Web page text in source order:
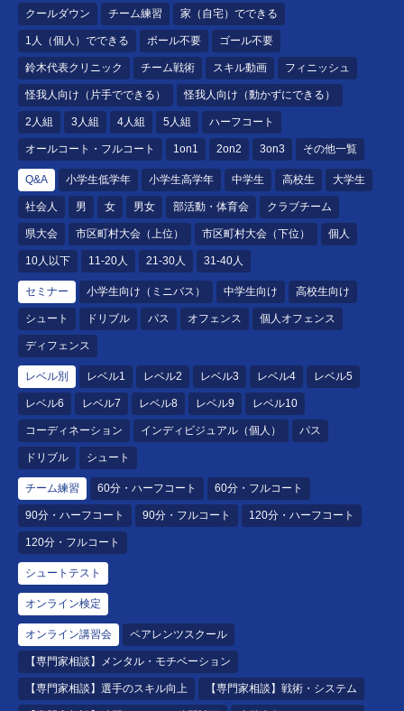
クールダウン チーム練習 家（自宅）でできる
1人（個人）でできる ボール不要 ゴール不要
鈴木代表クリニック チーム戦術 スキル動画 フィニッシュ
怪我人向け（片手でできる） 怪我人向け（動かずにできる）
2人組 3人組 4人組 5人組 ハーフコート
オールコート・フルコート 1on1 2on2 3on3 その他一覧
Q&A 小学生低学年 小学生高学年 中学生 高校生 大学生
社会人 男 女 男女 部活動・体育会 クラブチーム
県大会 市区町村大会（上位） 市区町村大会（下位） 個人
10人以下 11-20人 21-30人 31-40人
セミナー 小学生向け（ミニバス） 中学生向け 高校生向け
シュート ドリブル パス オフェンス 個人オフェンス
ディフェンス
レベル別 レベル1 レベル2 レベル3 レベル4 レベル5
レベル6 レベル7 レベル8 レベル9 レベル10
コーディネーション インディビジュアル（個人） パス
ドリブル シュート
チーム練習 60分・ハーフコート 60分・フルコート
90分・ハーフコート 90分・フルコート 120分・ハーフコート
120分・フルコート
シュートテスト
オンライン検定
オンライン講習会 ペアレンツスクール
【専門家相談】メンタル・モチベーション
【専門家相談】選手のスキル向上 【専門家相談】戦術・システム